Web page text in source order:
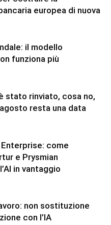
europea di nuova
il modello
funziona più
stato rinviato, cosa no,
resta una data
come
e Prysmian
in vantaggio
non sostituzione
con l’IA